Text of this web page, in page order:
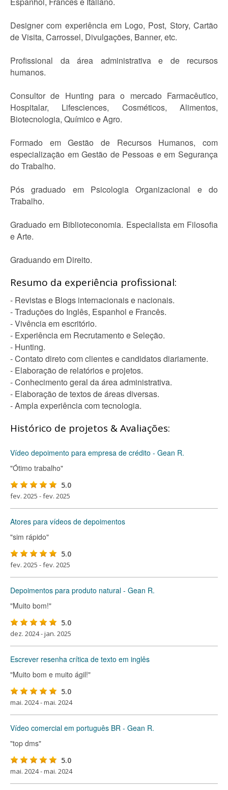
Designer com experiência em Logo, Post, Story, Cartão
de Visita, Carrossel, Divulgações, Banner, etc.
Profissional da área administrativa e de recursos
humanos.
Consultor de Hunting para o mercado Farmacêutico,
Hospitalar, Lifesciences, Cosméticos, Alimentos,
Biotecnologia, Químico e Agro.
Formado em Gestão de Recursos Humanos, com
especialização em Gestão de Pessoas e em Segurança
do Trabalho.
Pós graduado em Psicologia Organizacional e do
Trabalho.
Graduado em Biblioteconomia. Especialista em Filosofia
e Arte.
Graduando em Direito.
Resumo da experiência profissional:
- Revistas e Blogs internacionais e nacionais.
- Traduções do Inglês, Espanhol e Francês.
- Vivência em escritório.
- Experiência em Recrutamento e Seleção.
- Hunting.
- Contato direto com clientes e candidatos diariamente.
- Elaboração de relatórios e projetos.
- Conhecimento geral da área administrativa.
- Elaboração de textos de áreas diversas.
- Ampla experiência com tecnologia.
Histórico de projetos & Avaliações:
Vídeo depoimento para empresa de crédito - Gean R.
"Ótimo trabalho"
5.0
fev. 2025 - fev. 2025
Atores para vídeos de depoimentos
"sim rápido"
5.0
fev. 2025 - fev. 2025
Depoimentos para produto natural - Gean R.
"Muito bom!"
5.0
dez. 2024 - jan. 2025
Escrever resenha crítica de texto em inglês
"Muito bom e muito ágil!"
5.0
mai. 2024 - mai. 2024
Vídeo comercial em português BR - Gean R.
"top dms"
5.0
mai. 2024 - mai. 2024